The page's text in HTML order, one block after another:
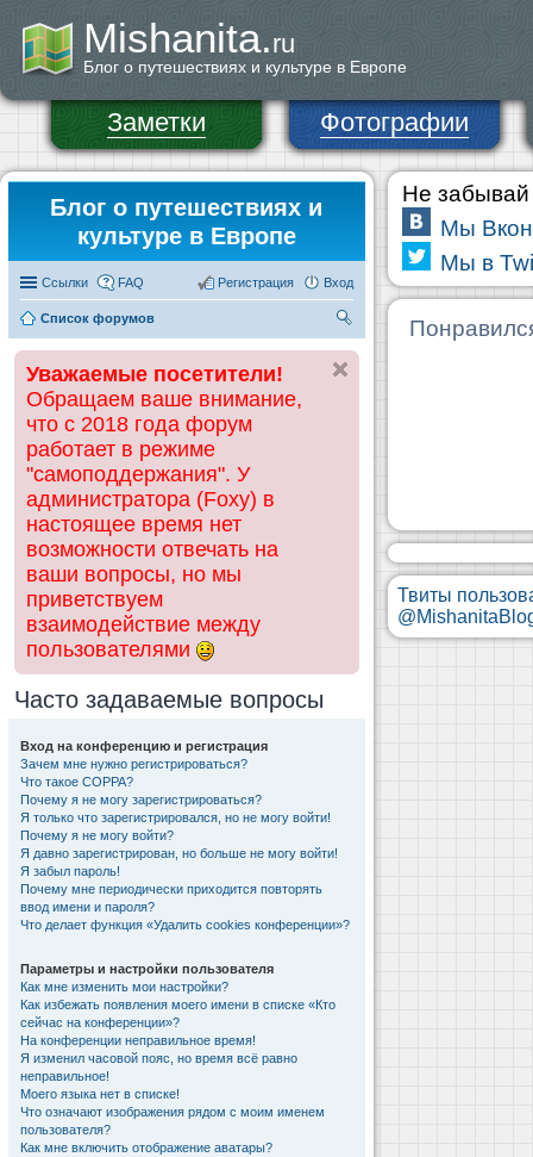
Mishanita.ru
Блог о путешествиях и культуре в Европе
Заметки Фотографии
Блог о путешествиях и
культуре в Европе
Ссылки FAQ Вход
Регистрация
Список форумов
ск
Уважаемые посетители!
Обращаем ваше внимание,
что с 2018 года форум
работает в режиме
"самоподдержания". У
администратора (Foxy) в
настоящее время нет
возможности отвечать на
ваши вопросы, но мы
приветствуем
взаимодействие между
пользователями
Часто задаваемые вопросы
Вход на конференцию и регистрация
Зачем мне нужно регистрироваться?
Что такое COPPA?
Почему я не могу зарегистрироваться?
Я только что зарегистрировался, но не могу войти!
Почему я не могу войти?
Я давно зарегистрирован, но больше не могу войти!
Я забыл пароль!
Почему мне периодически приходится повторять
ввод имени и пароля?
Что делает функция «Удалить cookies конференции»?
Параметры и настройки пользователя
Как мне изменить мои настройки?
Как избежать появления моего имени в списке «Кто
сейчас на конференции»?
На конференции неправильное время!
Я изменил часовой пояс, но время всё равно
неправильное!
Моего языка нет в списке!
Что означают изображения рядом с моим именем
пользователя?
Как мне включить отображение аватары?
Не забывай
Мы
Мы в
Твиты